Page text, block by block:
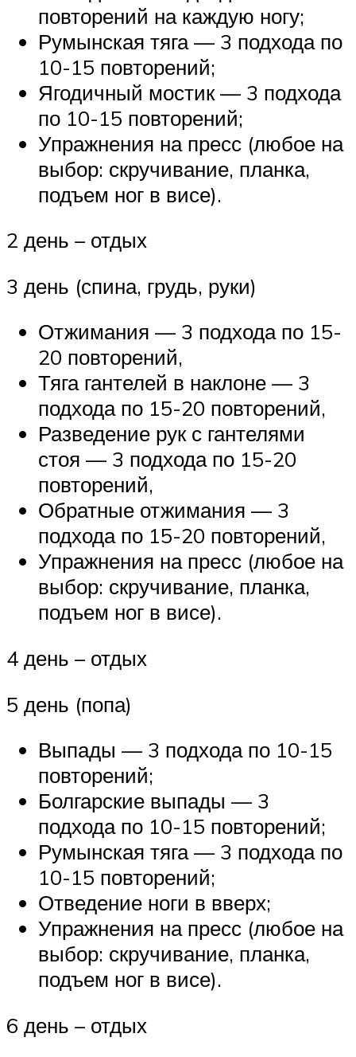
повторений на каждую ногу;
Румынская тяга — 3 подхода по
10-15 повторений;
Ягодичный мостик — 3 подхода
по 10-15 повторений;
Упражнения на пресс (любое на
выбор: скручивание, планка,
подъем ног в висе).
2 день – отдых
3 день (спина, грудь, руки)
Отжимания — 3 подхода по 15-
20 повторений,
Тяга гантелей в наклоне — 3
подхода по 15-20 повторений,
Разведение рук с гантелями
стоя — 3 подхода по 15-20
повторений,
Обратные отжимания — 3
подхода по 15-20 повторений,
Упражнения на пресс (любое на
выбор: скручивание, планка,
подъем ног в висе).
4 день – отдых
5 день (попа)
Выпады — 3 подхода по 10-15
повторений;
Болгарские выпады — 3
подхода по 10-15 повторений;
Румынская тяга — 3 подхода по
10-15 повторений;
Отведение ноги в вверх;
Упражнения на пресс (любое на
выбор: скручивание, планка,
подъем ног в висе).
6 день – отдых